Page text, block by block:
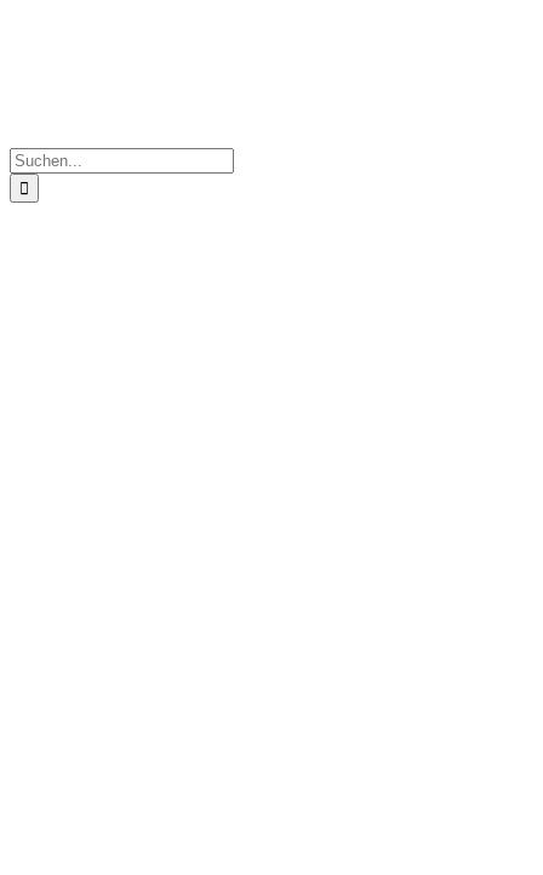
Suche
nach: